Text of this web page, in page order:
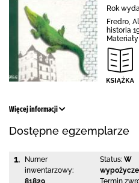
Rok
Fredro,
historia
Więcej informacji
Dostępne egzemplarze
1.
Numer
inwentarzowy:
81829
Status: W
Termin